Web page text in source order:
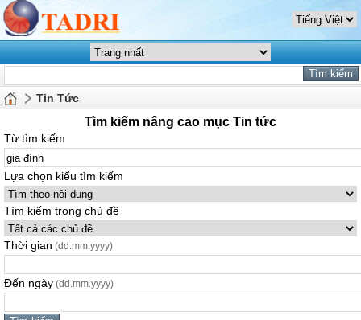
Tin Tức
Tìm kiếm nâng cao mục Tin tức
Từ tìm kiếm
Lựa chọn kiểu tìm kiếm
Tìm kiếm trong chủ đề
Thời gian (dd.mm.yyyy)
Đến ngày (dd.mm.yyyy)